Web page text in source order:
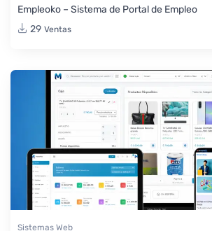
Empleoko – Sistema de Portal de Empleo
29 Ventas
Sistemas Web